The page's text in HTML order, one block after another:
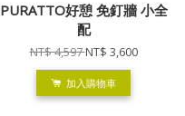
PURATTO好憩 免釘牆 小全
配
NT$ 4,597NT$ 3,600
加入購物車